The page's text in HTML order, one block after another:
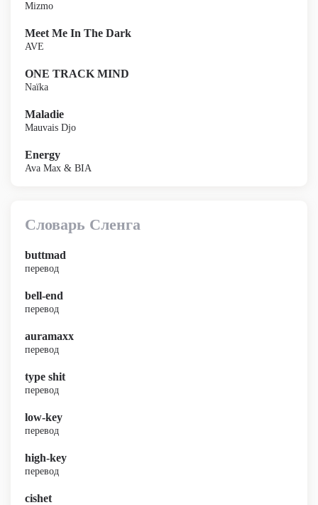
Mizmo
Meet Me In The Dark
AVE
ONE TRACK MIND
Naïka
Maladie
Mauvais Djo
Energy
Ava Max & BIA
Словарь Сленга
buttmad
перевод
bell-end
перевод
auramaxx
перевод
type shit
перевод
low-key
перевод
high-key
перевод
cishet